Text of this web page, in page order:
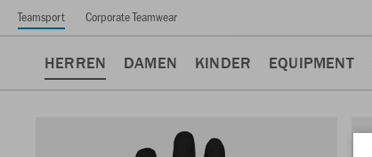
Teamsport Corporate Teamwear
HERREN DAMEN KINDER EQUIPMENT